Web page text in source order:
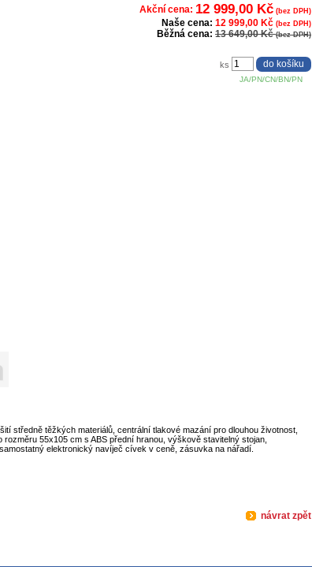
Akční cena: 12 999,00 Kč (bez DPH)
Naše cena: 12 999,00 Kč (bez DPH)
Běžná cena: 13 649,00 Kč(bez DPH)
JA/PN/CN/BN/PN
ks
středně těžkých materiálů, centrální tlakové mazání pro dlouhou životnost,
55x105 cm s ABS přední hranou, výškově stavitelný stojan,
elektronický navíječ cívek v ceně, zásuvka na nářadí.
návrat zpět